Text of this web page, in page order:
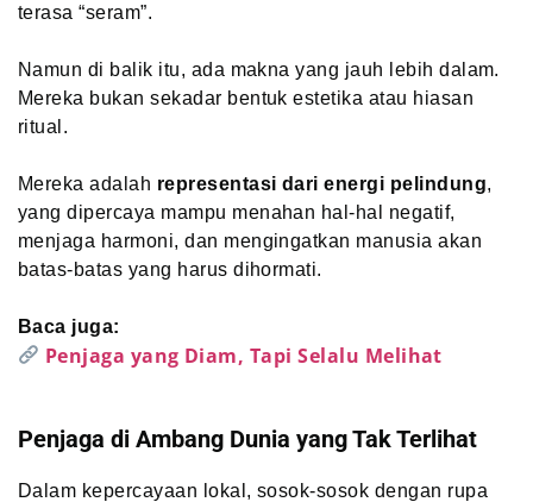
terasa “seram”.
Namun di balik itu, ada makna yang jauh lebih dalam.
Mereka bukan sekadar bentuk estetika atau hiasan
ritual.
Mereka adalah representasi dari energi pelindung,
yang dipercaya mampu menahan hal-hal negatif,
menjaga harmoni, dan mengingatkan manusia akan
batas-batas yang harus dihormati.
Baca juga:
Penjaga yang Diam, Tapi Selalu Melihat
Penjaga di Ambang Dunia yang Tak Terlihat
Dalam kepercayaan lokal, sosok-sosok dengan rupa